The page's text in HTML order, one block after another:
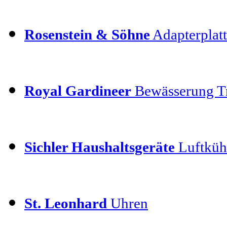
Rosenstein & Söhne
Royal Gardineer Bewässerung
Sichler Haushaltsgeräte
St. Leonhard Uhren